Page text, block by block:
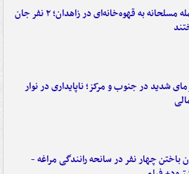
حمله مسلحانه به قهوه‌خانه‌ای در زاهدان؛ ۲ نفر جان
شدید در جنوب و مرکز؛ ناپایداری در نوار
باختن چهار نفر در سانحه رانندگی مراغه -